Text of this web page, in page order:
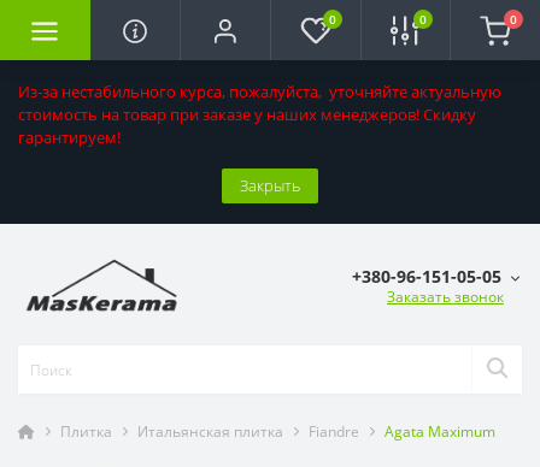
Из-за нестабильного курса, пожалуйста, уточняйте актуальную
стоимость на товар при заказе у наших менеджеров! Скидку
гарантируем!
Закрыть
0 0 0
+380-96-151-05-05
Заказать звонок
Плитка Итальянская плитка Fiandre Agata Maximum